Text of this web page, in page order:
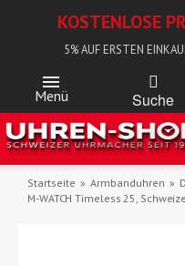
KOSTENLOSE
5% AUF ERSTEN
Menü Suche
Startseite Armbanduhren
M-WATCH Timeless 25,